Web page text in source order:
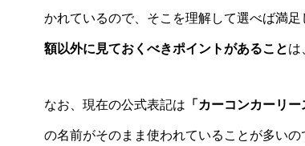
かれているので、そこを理解して選べば満足
額以外に見ておくべきポイントがあることは
なお、現在の公式表記は 「カーコンカーリ
の名前がそのまま使われていることが多い